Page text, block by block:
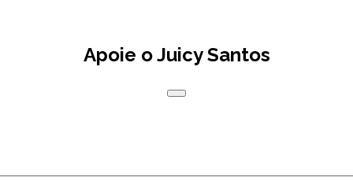
Apoie o Juicy Santos